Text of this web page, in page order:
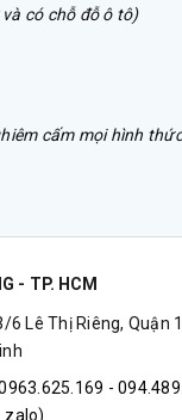
có chỗ đỗ ô tô)
cấm mọi hình
- TP. HCM
6 Lê Thị Riêng, Quận
-
zalo)